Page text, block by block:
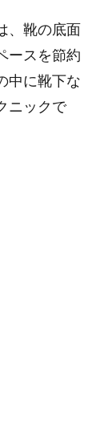
、靴の底面
ースを節約
中に靴下な
ニックで